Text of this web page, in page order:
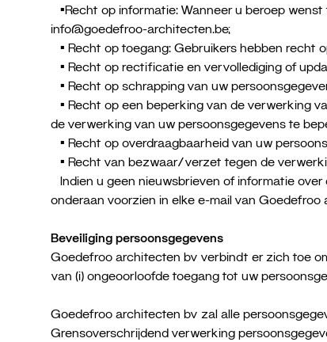
•Recht op informatie: Wanneer u beroep
info@goedefroo-architecten.be;
• Recht op toegang: Gebruikers hebben recht
• Recht op rectificatie en vervollediging of
• Recht op schrapping van uw
• Recht op een beperking van de verwerking
de verwerking van uw persoonsgegevens te
• Recht op overdraagbaarheid van uw
• Recht van bezwaar/verzet tegen de
Indien u geen nieuwsbrieven of informatie
onderaan voorzien in elke e-mail van Goedefroo
Beveiliging persoonsgegevens
Goedefroo architecten bv verbindt er zich toe
van (i) ongeoorloofde toegang tot uw
Goedefroo architecten bv zal alle
Grensoverschrijdend verwerking